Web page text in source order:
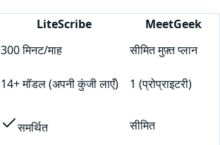
LiteScribe
MeetGeek
300 मिनट/माह
सीमित मुफ़्त प्लान
14+ मॉडल (अपनी कुंजी लाएँ)
1 (प्रोप्राइटरी)
समर्थित सीमित